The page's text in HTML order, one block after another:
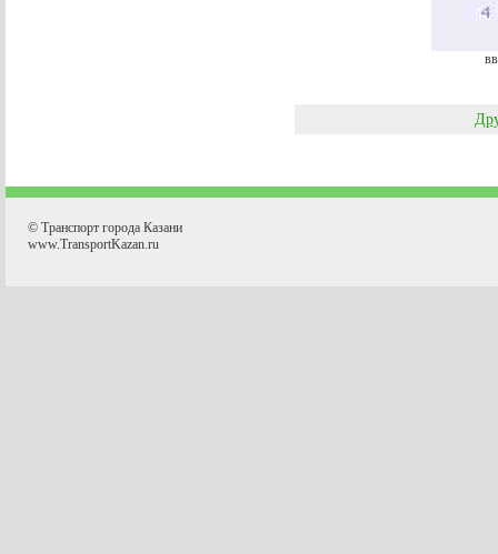
© Транспорт города Казани
www.TransportKazan.ru